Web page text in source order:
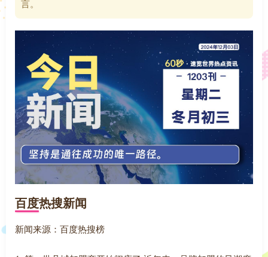
言。
百度热搜新闻
新闻来源：百度热搜榜